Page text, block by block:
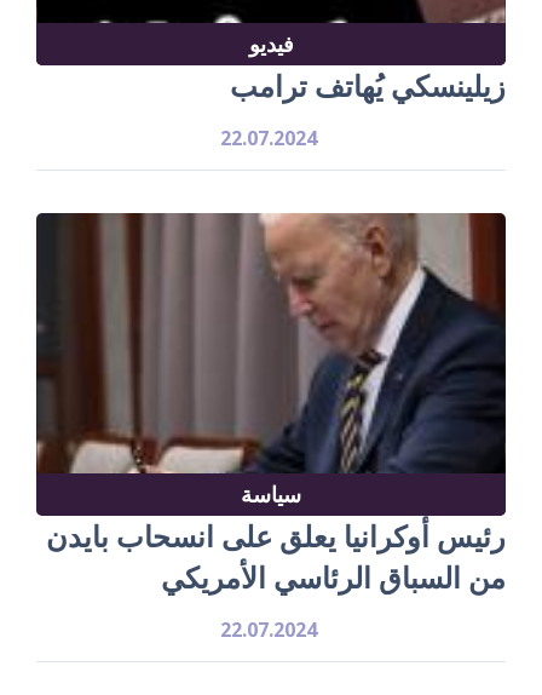
فيديو
زيلينسكي يُهاتف ترامب
22.07.2024
سياسة
رئيس أوكرانيا يعلق على انسحاب بايدن
من السباق الرئاسي الأمريكي
22.07.2024